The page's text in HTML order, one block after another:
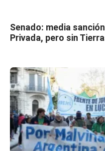
Senado: media
Privada, pero sin